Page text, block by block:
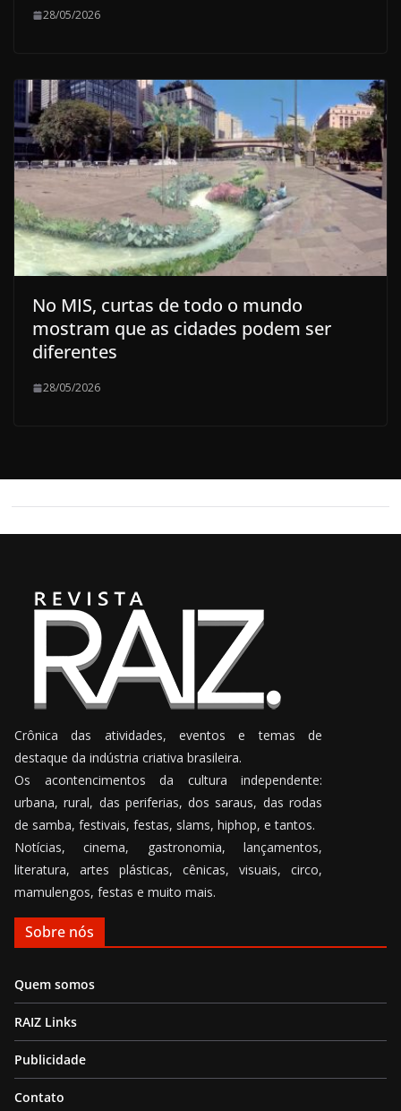
28/05/2026
No MIS, curtas de todo o mundo
mostram que as cidades podem ser
diferentes
28/05/2026
Crônica das atividades, eventos e temas de
destaque da indústria criativa brasileira.
Os acontencimentos da cultura independente:
urbana, rural, das periferias, dos saraus, das rodas
de samba, festivais, festas, slams, hiphop, e tantos.
Notícias, cinema, gastronomia, lançamentos,
literatura, artes plásticas, cênicas, visuais, circo,
mamulengos, festas e muito mais.
Sobre nós
Quem somos
RAIZ Links
Publicidade
Contato